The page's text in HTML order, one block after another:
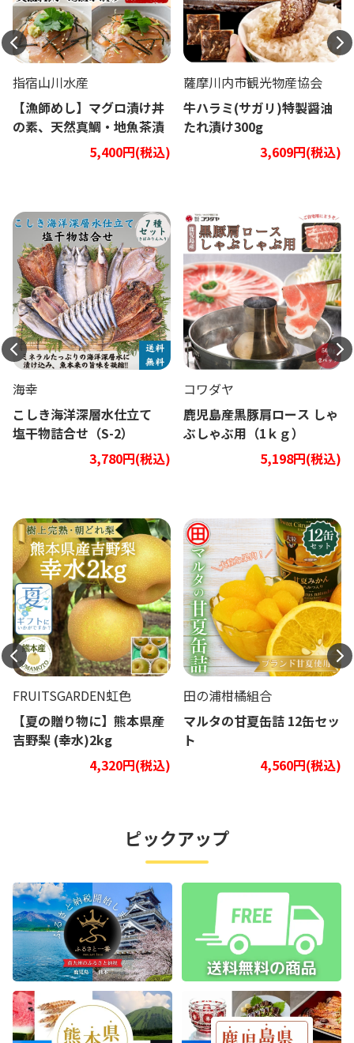
指宿山川水産
【漁師めし】マグロ漬け丼
の素、天然真鯛・地魚茶漬
け5種類10Pセット5,400円(税込)
薩摩川内市観光物産協会
牛ハラミ(サガリ)特製醤油
たれ漬け300g
3,609円(税込)
海幸
こしき海洋深層水仕立て
塩干物詰合せ（S-2）
3,780円(税込)
コワダヤ
鹿児島産黒豚肩ロース しゃ
ぶしゃぶ用（1ｋｇ）
5,198円(税込)
FRUITSGARDEN虹色
【夏の贈り物に】熊本県産
吉野梨 (幸水)2kg
4,320円(税込)
田の浦柑橘組合
マルタの甘夏缶詰 12缶セッ
ト
4,560円(税込)
ピックアップ